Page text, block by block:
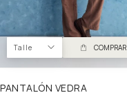
Talle COMPRAR
PANTALÓN VEDRA